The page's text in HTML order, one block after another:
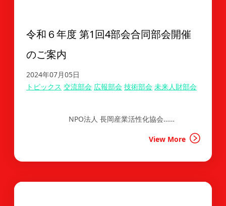
令和６年度 第1回4部会合同部会開催
のご案内
2024年07月05日
トピックス 交流部会 広報部会 技術部会 未来人財部会
NPO法人 長岡産業活性化協会……
View More